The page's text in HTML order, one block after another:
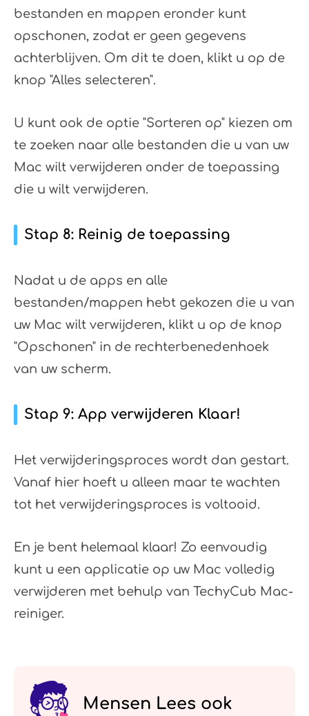
bestanden en mappen eronder kunt
opschonen, zodat er geen gegevens
achterblijven. Om dit te doen, klikt u op de
knop "Alles selecteren".
U kunt ook de optie "Sorteren op" kiezen om
te zoeken naar alle bestanden die u van uw
Mac wilt verwijderen onder de toepassing
die u wilt verwijderen.
Stap 8: Reinig de toepassing
Nadat u de apps en alle
bestanden/mappen hebt gekozen die u van
uw Mac wilt verwijderen, klikt u op de knop
"Opschonen" in de rechterbenedenhoek
van uw scherm.
Stap 9: App verwijderen Klaar!
Het verwijderingsproces wordt dan gestart.
Vanaf hier hoeft u alleen maar te wachten
tot het verwijderingsproces is voltooid.
En je bent helemaal klaar! Zo eenvoudig
kunt u een applicatie op uw Mac volledig
verwijderen met behulp van TechyCub Mac-
reiniger.
Mensen Lees ook